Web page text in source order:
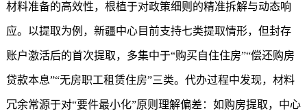
材料准备的高效性，根植于对政策细则的精准拆解与动态响
应。以提取为例，新疆中心目前支持七类提取情形，但封存
账户激活后的首次提取，多集中于“购买自住住房”“偿还购房
贷款本息”“无房职工租赁住房”三类。代办过程中发现，材料
冗余常源于对“要件最小化”原则理解偏差：如购房提取，中心